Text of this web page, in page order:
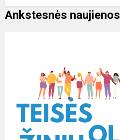
Ankstesnės naujienos